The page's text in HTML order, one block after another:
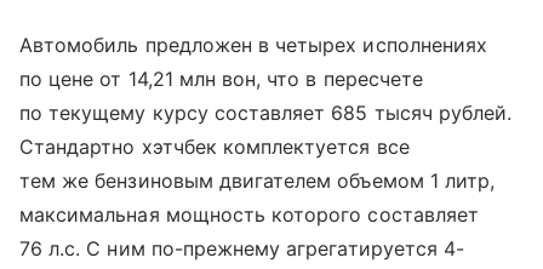
Автомобиль предложен в четырех исполнениях
по цене от 14,21 млн вон, что в пересчете
по текущему курсу составляет 685 тысяч рублей.
Стандартно хэтчбек комплектуется все
тем же бензиновым двигателем объемом 1 литр,
максимальная мощность которого составляет
76 л.с. С ним по-прежнему агрегатируется 4-